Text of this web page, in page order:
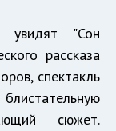
увидят "Сон
рассказа
спектакль
сюжет.